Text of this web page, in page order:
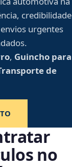
credibilidade
urgentes
, Guincho para
de
no